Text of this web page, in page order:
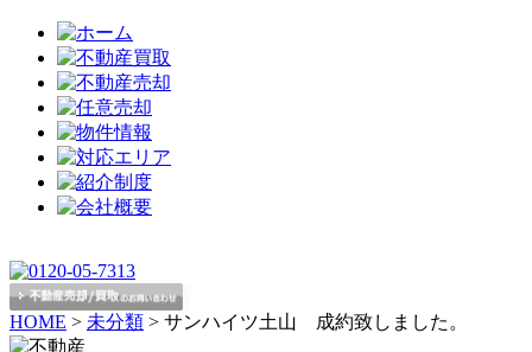
HOME > 未分類 > サンハイツ土山 成約致しました。